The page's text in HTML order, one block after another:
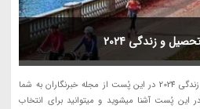
و زندگی 2024
برترین شهرهای کانادا برای تحصیل و زندگی 2024 در این پُست از مجله خبرنگاران به شما
این پُست آشنا میشوید و میتوانید برای انتخاب